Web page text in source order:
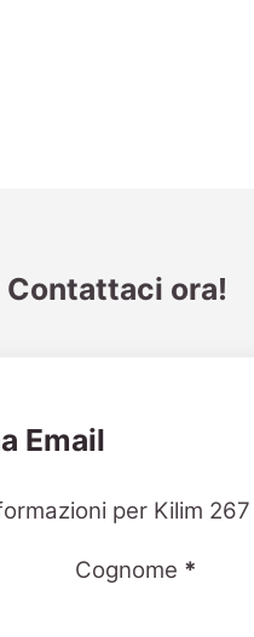
ora!
Email
per Kilim 267
Cognome *